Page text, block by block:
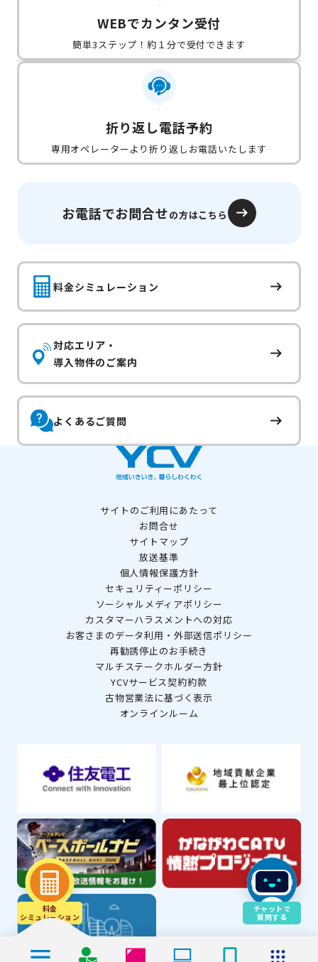
WEBでカンタン受付
簡単3ステップ！約１分で受付できます
折り返し電話予約
専用オペレーターより折り返しお電話いたします
お電話でお問合せの方はこちら
料金シミュレーション
対応エリア・
導入物件のご案内
よくあるご質問
料金
シミュレ－ション
サイトのご利用にあたって
お問合せ
サイトマップ
放送基準
個人情報保護方針
セキュリティーポリシー
ソーシャルメディアポリシー
カスタマーハラスメントへの対応
お客さまのデータ利用・外部送信ポリシー
再勧誘停止のお手続き
マルチステークホルダー方針
YCVサービス契約約款
古物営業法に基づく表示
オンラインルーム
チャットで
質問する